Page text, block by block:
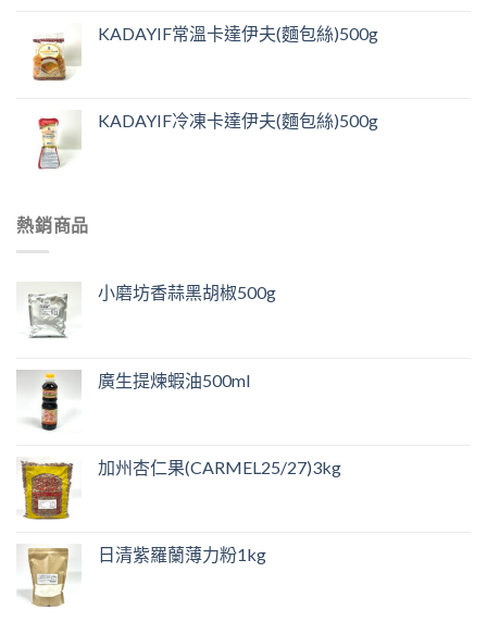
KADAYIF常溫卡達伊夫(麵包絲)500g
KADAYIF冷凍卡達伊夫(麵包絲)500g
熱銷商品
小磨坊香蒜黑胡椒500g
廣生提煉蝦油500ml
加州杏仁果(CARMEL25/27)3kg
日清紫羅蘭薄力粉1kg